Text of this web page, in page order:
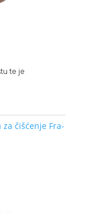
te je
za čišćenje Fra-